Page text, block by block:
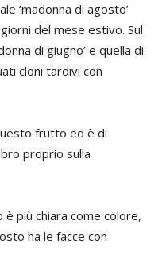
‘madonna di agosto’
del mese estivo. Sul
di giugno’ e quella di
cloni tardivi con
frutto ed è di
proprio sulla
più chiara come colore,
ha le facce con